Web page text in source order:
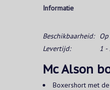
Informatie
Beschikbaarheid:
Levertijd:
1 -
Mc Alson
Boxershort met